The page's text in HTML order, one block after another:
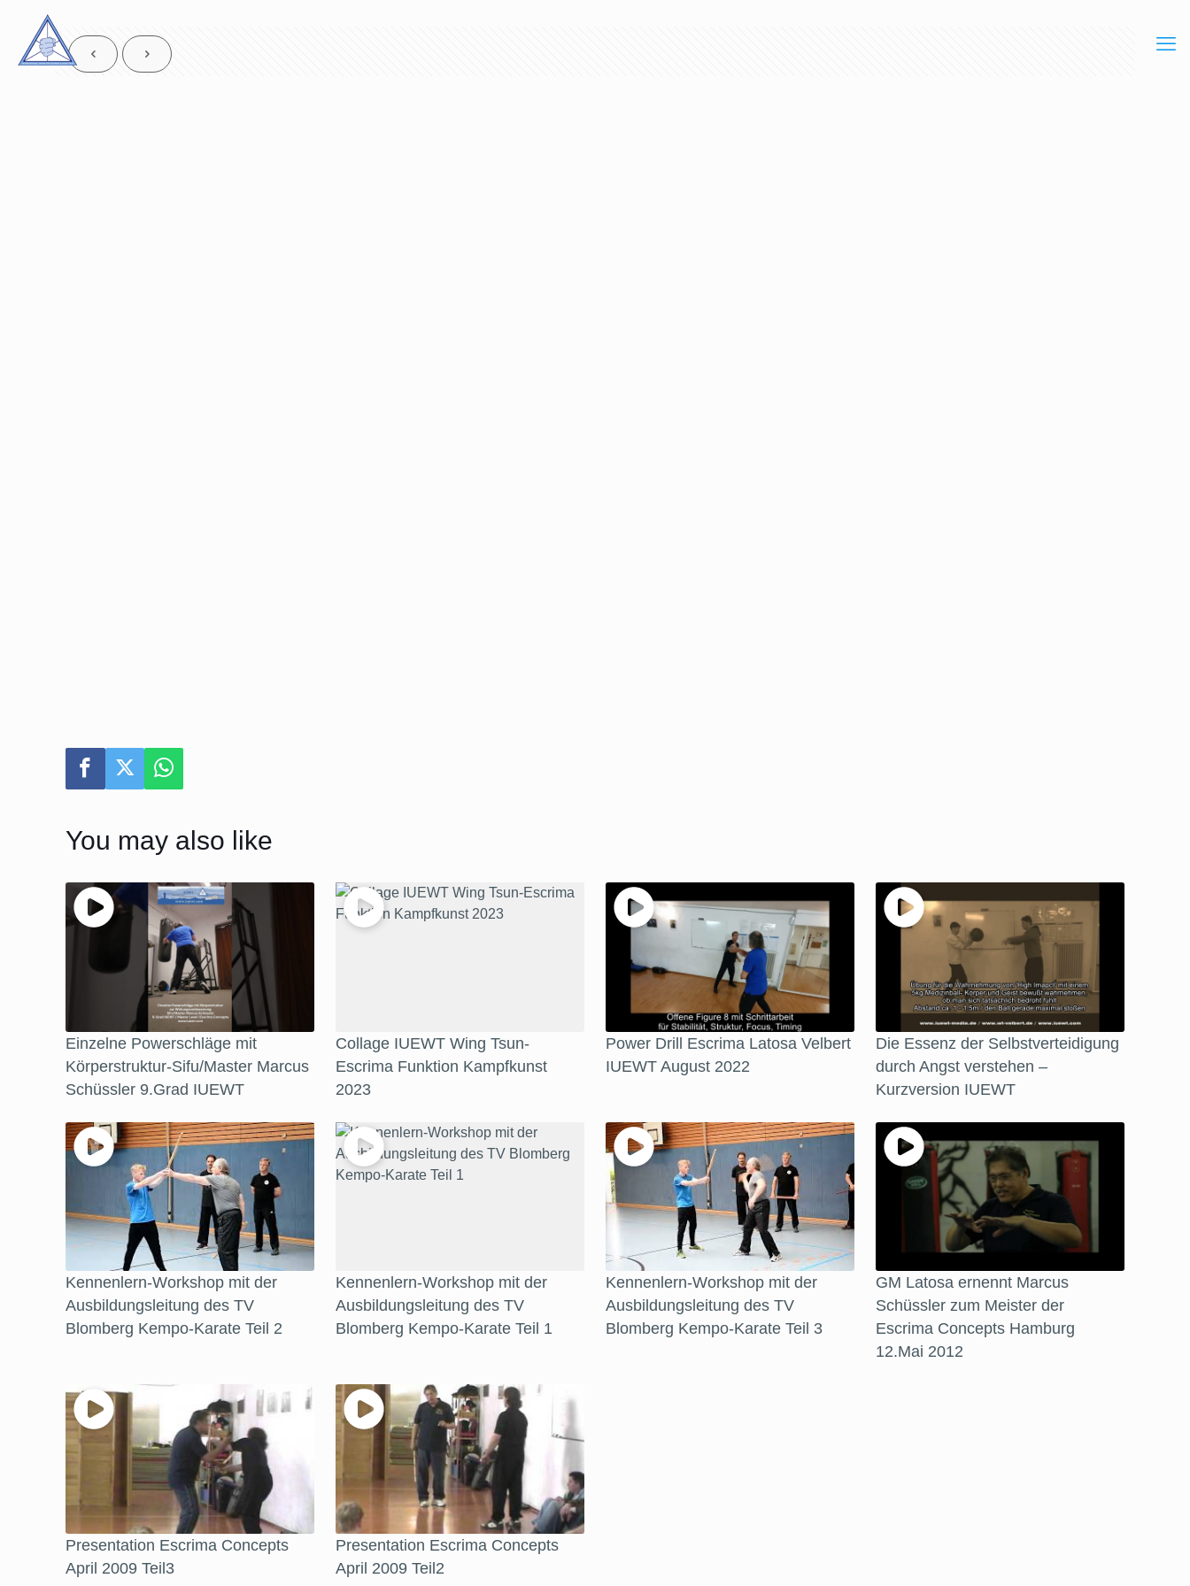
You may also like
Einzelne Powerschläge mit
Körperstruktur-Sifu/Master Marcus
Schüssler 9.Grad IUEWT
Collage IUEWT Wing Tsun-
Escrima Funktion Kampfkunst
2023
Power Drill Escrima Latosa Velbert
IUEWT August 2022
Die Essenz der Selbstverteidigung
durch Angst verstehen –
Kurzversion IUEWT
Kennenlern-Workshop mit der
Ausbildungsleitung des TV
Blomberg Kempo-Karate Teil 2
Kennenlern-Workshop mit der
Ausbildungsleitung des TV
Blomberg Kempo-Karate Teil 1
Kennenlern-Workshop mit der
Ausbildungsleitung des TV
Blomberg Kempo-Karate Teil 3
GM Latosa ernennt Marcus
Schüssler zum Meister der
Escrima Concepts Hamburg
12.Mai 2012
Presentation Escrima Concepts
April 2009 Teil3
Presentation Escrima Concepts
April 2009 Teil2